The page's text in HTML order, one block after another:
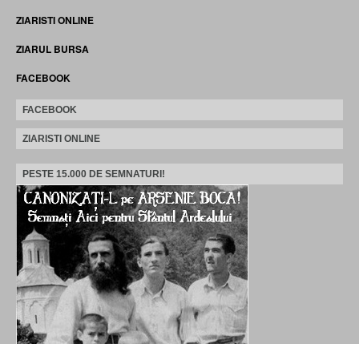
ZIARISTI ONLINE
ZIARUL BURSA
FACEBOOK
FACEBOOK
ZIARISTI ONLINE
PESTE 15.000 DE SEMNATURI!